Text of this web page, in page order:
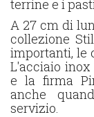
terrine e i
A 27 cm di
collezione
importanti, le
L'acciaio inox
e la firma
anche
servizio.